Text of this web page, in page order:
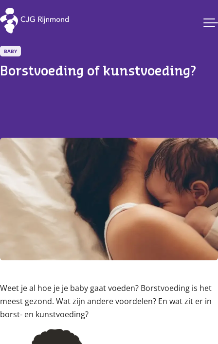
CJG Rijnmond
BABY
Borstvoeding of kunstvoeding?
Weet je al hoe je je baby gaat voeden? Borstvoeding is het
meest gezond. Wat zijn andere voordelen? En wat zit er in
borst- en kunstvoeding?